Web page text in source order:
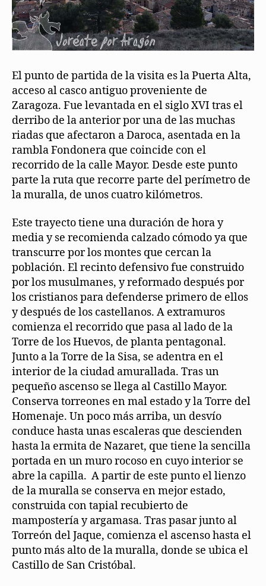
El punto de partida de la visita es la Puerta Alta,
acceso al casco antiguo proveniente de
Zaragoza. Fue levantada en el siglo XVI tras el
derribo de la anterior por una de las muchas
riadas que afectaron a Daroca, asentada en la
rambla Fondonera que coincide con el
recorrido de la calle Mayor. Desde este punto
parte la ruta que recorre parte del perímetro de
la muralla, de unos cuatro kilómetros.
Este trayecto tiene una duración de hora y
media y se recomienda calzado cómodo ya que
transcurre por los montes que cercan la
población. El recinto defensivo fue construido
por los musulmanes, y reformado después por
los cristianos para defenderse primero de ellos
y después de los castellanos. A extramuros
comienza el recorrido que pasa al lado de la
Torre de los Huevos, de planta pentagonal.
Junto a la Torre de la Sisa, se adentra en el
interior de la ciudad amurallada. Tras un
pequeño ascenso se llega al Castillo Mayor.
Conserva torreones en mal estado y la Torre del
Homenaje. Un poco más arriba, un desvío
conduce hasta unas escaleras que descienden
hasta la ermita de Nazaret, que tiene la sencilla
portada en un muro rocoso en cuyo interior se
abre la capilla. A partir de este punto el lienzo
de la muralla se conserva en mejor estado,
construida con tapial recubierto de
mampostería y argamasa. Tras pasar junto al
Torreón del Jaque, comienza el ascenso hasta el
punto más alto de la muralla, donde se ubica el
Castillo de San Cristóbal.